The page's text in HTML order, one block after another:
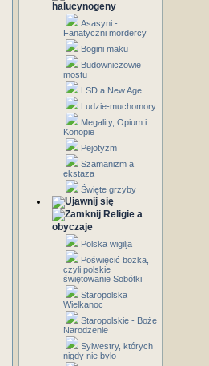
halucynogeny
Asasyni -
Fanatyczni mordercy
Bogini maku
Budowniczowie
mostu
LSD a New Age
Ludzie-muchomory
Megality, Opium i
Konopie
Pejotyzm
Szamanizm a
ekstaza
Święte grzyby
Religie a
obyczaje
Polska wigilja
Poświęcić bożka,
czyli polskie
świętowanie Sobótki
Staropolska
Wielkanoc
Staropolskie - Boże
Narodzenie
Sylwestry, których
nigdy nie było